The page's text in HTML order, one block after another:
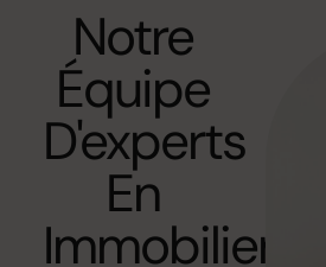
Notre
Équipe
D'experts
En
Immobilier